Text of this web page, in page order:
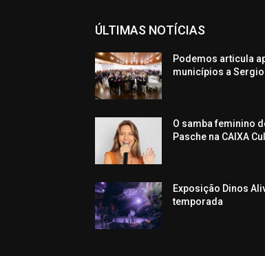
ÚLTIMAS NOTÍCIAS
Podemos articula
municípios a
O samba feminino
Pasche na CAIXA
Exposição Dinos
temporada